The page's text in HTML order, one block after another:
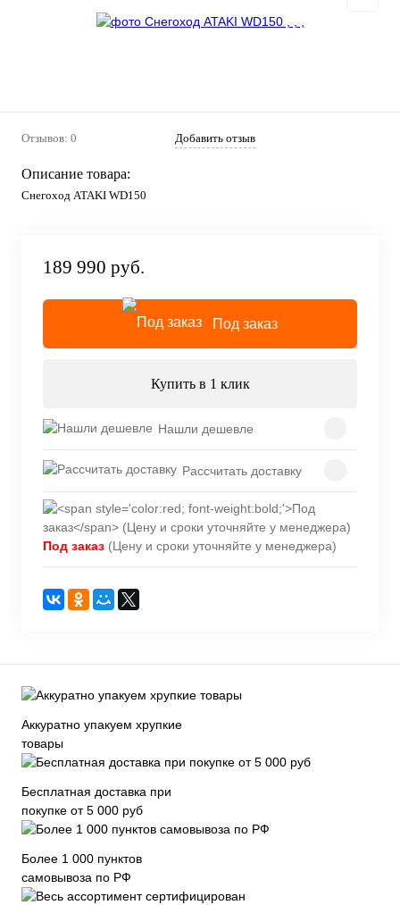
Отзывов: 0 Добавить отзыв
Описание товара:
Снегоход ATAKI WD150
189 990 руб.
Под заказ
Купить в 1 клик
Нашли дешевле
Рассчитать доставку
Под заказ (Цену и сроки уточняйте у менеджера)
Аккуратно упакуем хрупкие
товары
Бесплатная доставка при
покупке от 5 000 руб
Более 1 000 пунктов
самовывоза по РФ